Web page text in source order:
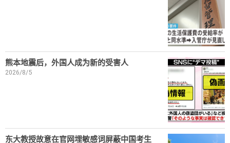
熊本地震后，外国人成为新的受害人
2026/8/5
东大教授故意在官网埋敏感词屏蔽中国考生